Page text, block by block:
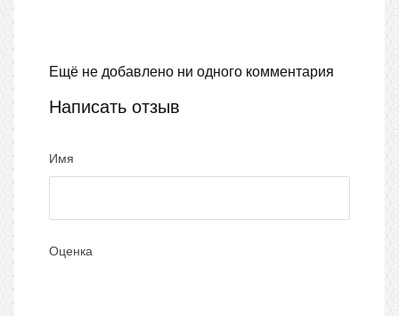
Ещё не добавлено ни одного комментария
Написать отзыв
Имя
Оценка